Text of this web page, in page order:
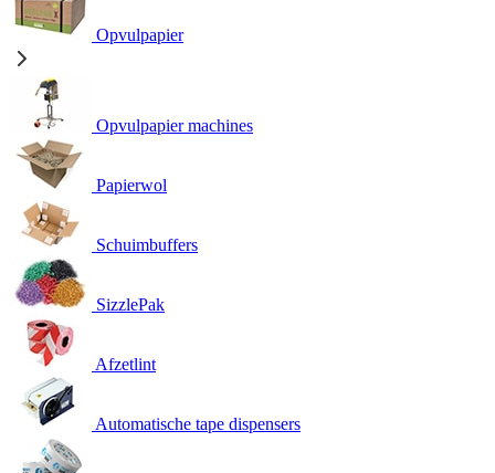
Opvulpapier
Opvulpapier machines
Papierwol
Schuimbuffers
SizzlePak
Afzetlint
Automatische tape dispensers